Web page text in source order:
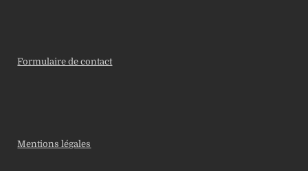
Formulaire de contact
Mentions légales